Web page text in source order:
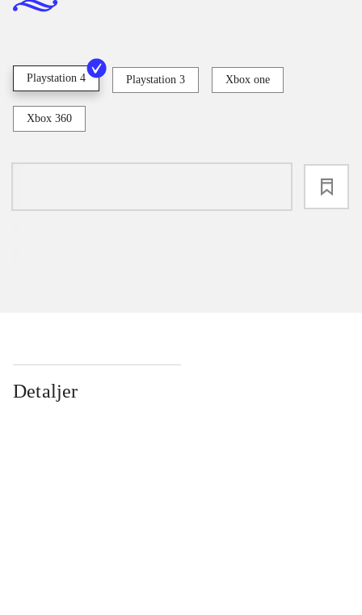
Playstation 4 Playstation 3 Xbox one
Xbox 360
Detaljer